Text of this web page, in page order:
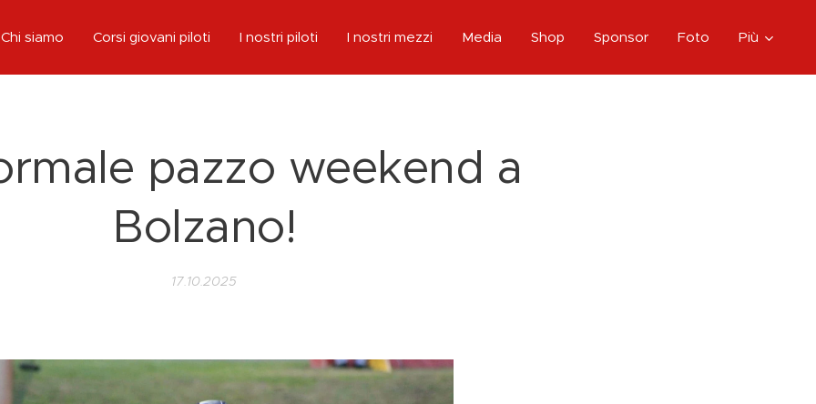
Chi siamo Corsi giovani piloti I nostri piloti I nostri mezzi Media Shop Sponsor Foto Più
pazzo weekend a
Bolzano!
17.10.2025